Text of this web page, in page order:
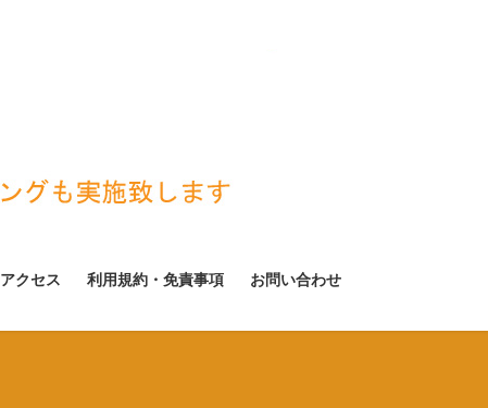
アクセス 利用規約・免責事項 お問い合わせ